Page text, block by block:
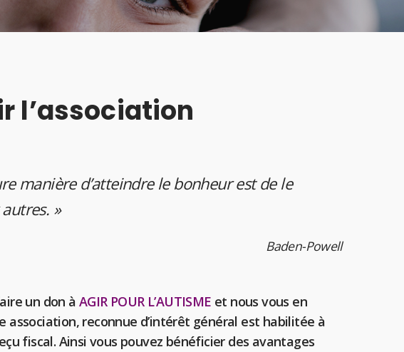
l’association
manière d’atteindre le bonheur est de le
»
Baden-Powell
un don à AGIR POUR L’AUTISME et nous vous en
association, reconnue d’intérêt général est habilitée à
fiscal. Ainsi vous pouvez bénéficier des avantages